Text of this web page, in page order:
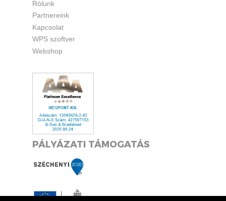
Rólunk
Partnereink
Kapcsolat
WPS szoftver
Webshop
PÁLYÁZATI TÁMOGATÁS